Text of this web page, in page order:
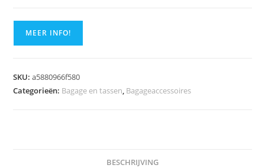
MEER INFO!
SKU:a5880966f580
Categorieën: Bagage en tassen, Bagageaccessoires
BESCHRIJVING